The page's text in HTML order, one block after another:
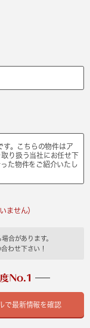
。こちらの物件はア
り扱う当社にお任せ下
た物件をご紹介いたし
ません）
合があります。
わせ下さい！
で最新情報を確認